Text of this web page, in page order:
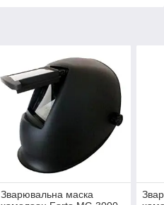
Зварювальна маска